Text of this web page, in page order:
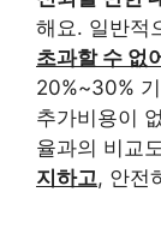
해요. 일반적
초과할 수 없
20%~30%
추가비용이
율과의 비교
지하고, 안전